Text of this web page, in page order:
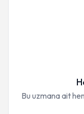
Bu uzmana ait